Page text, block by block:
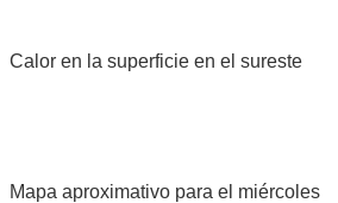
Calor en la superficie en el sureste
Mapa aproximativo para el miércoles